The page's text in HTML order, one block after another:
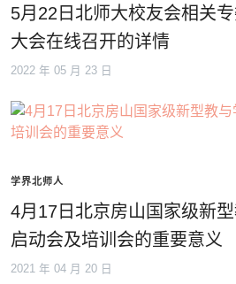
5月22日北师大校友会相关
大会在线召开的详情
2022 年 05 月 23 日
学界北师人
4月17日北京房山国家级新
启动会及培训会的重要意义
2021 年 04 月 20 日